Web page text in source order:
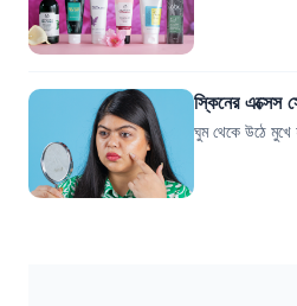
স্কিনের এক্সেস
ঘুম থেকে উঠে মুখে